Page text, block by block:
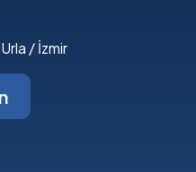
/ İzmir